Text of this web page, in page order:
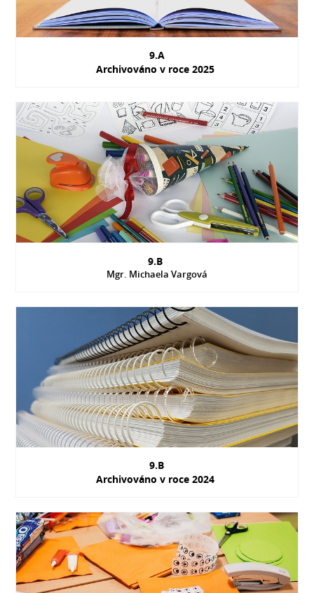
9.A
Archivováno v roce 2025
9.B
Mgr. Michaela Vargová
9.B
Archivováno v roce 2024